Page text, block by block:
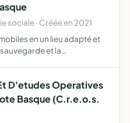
sociale · Créée en 2021
en un lieu adapté et
et la
D'etudes Operatives
Basque (C.r.e.o.s.